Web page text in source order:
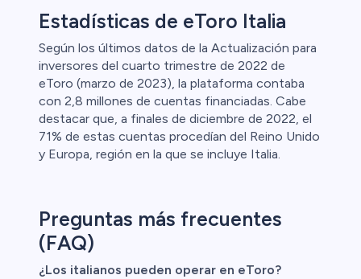
Estadísticas de eToro Italia
Según los últimos datos de la Actualización para
inversores del cuarto trimestre de 2022 de
eToro (marzo de 2023), la plataforma contaba
con 2,8 millones de cuentas financiadas. Cabe
destacar que, a finales de diciembre de 2022, el
71% de estas cuentas procedían del Reino Unido
y Europa, región en la que se incluye Italia.
Preguntas más frecuentes
(FAQ)
¿Los italianos pueden operar en eToro?